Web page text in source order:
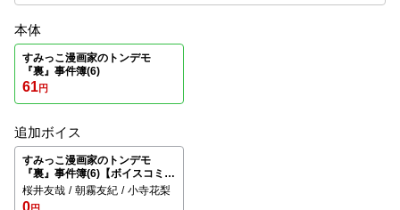
本体
すみっこ漫画家のトンデモ
『裏』事件簿(6)
61円
追加ボイス
すみっこ漫画家のトンデモ
『裏』事件簿(6)【ボイスコミッ
ク】
桜井友哉 朝霧友紀 小寺花梨
0